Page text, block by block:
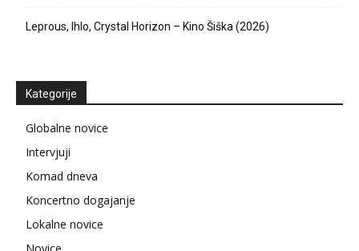
Leprous, Ihlo, Crystal Horizon – Kino Šiška (2026)
Kategorije
Globalne novice
Intervjuji
Komad dneva
Koncertno dogajanje
Lokalne novice
Novice